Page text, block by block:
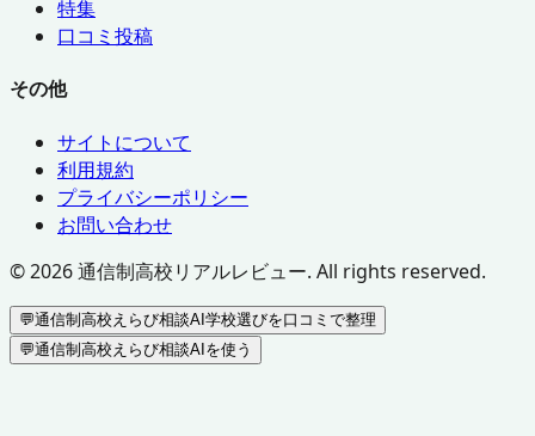
特集
口コミ投稿
その他
サイトについて
利用規約
プライバシーポリシー
お問い合わせ
©2026通信制高校リアルレビュー. All rights reserved.
💬通信制高校えらび相談AI学校選びを口コミで整理
💬通信制高校えらび相談AIを使う